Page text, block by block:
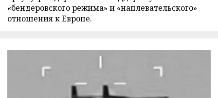
«бендеровского режима» и «наплевательского»
отношения к Европе.